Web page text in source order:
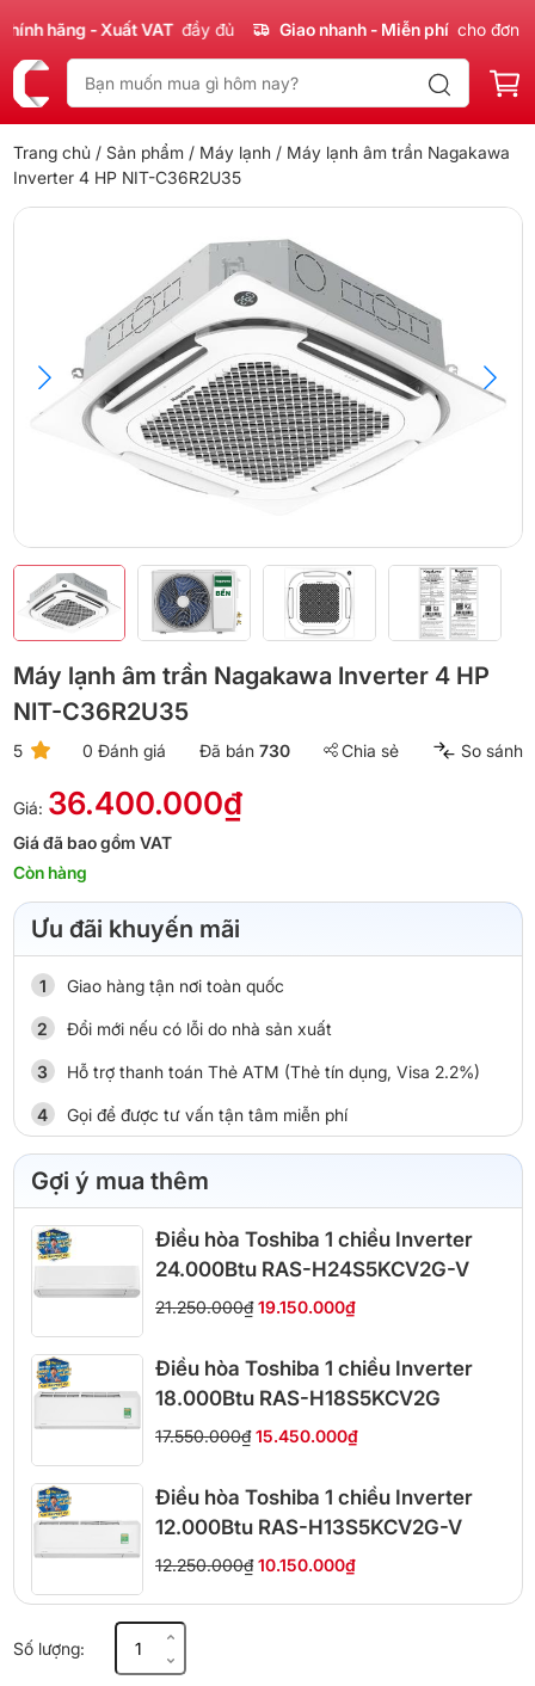
hãng - Xuất VAT đầy đủ Giao nhanh - Miễn phí cho đơn
Trang chủ / Sản phẩm / Máy lạnh / Máy lạnh âm trần Nagakawa
Inverter 4 HP NIT-C36R2U35
Máy lạnh âm trần Nagakawa Inverter 4 HP
NIT-C36R2U35
5 0 Đánh giá Đã bán 730 Chia sẻ So sánh
Giá: 36.400.000₫
Giá đã bao gồm VAT
Còn hàng
Ưu đãi khuyến mãi
Giao hàng tận nơi toàn quốc
Đổi mới nếu có lỗi do nhà sản xuất
Hỗ trợ thanh toán Thẻ ATM (Thẻ tín dụng, Visa 2.2%)
Gọi để được tư vấn tận tâm miễn phí
Gợi ý mua thêm
Điều hòa Toshiba 1 chiều Inverter
24.000Btu RAS-H24S5KCV2G-V
21.250.000₫ 19.150.000₫
Điều hòa Toshiba 1 chiều Inverter
18.000Btu RAS-H18S5KCV2G
17.550.000₫ 15.450.000₫
Điều hòa Toshiba 1 chiều Inverter
12.000Btu RAS-H13S5KCV2G-V
12.250.000₫ 10.150.000₫
Số lượng:
Máy
lạnh